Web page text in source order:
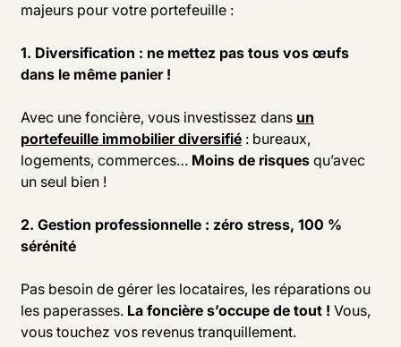
majeurs pour votre portefeuille :
1. Diversification : ne mettez pas tous vos œufs
dans le même panier !
Avec une foncière, vous investissez dans un
portefeuille immobilier diversifié : bureaux,
logements, commerces… Moins de risques qu’avec
un seul bien !
2. Gestion professionnelle : zéro stress, 100 %
sérénité
Pas besoin de gérer les locataires, les réparations ou
les paperasses. La foncière s’occupe de tout ! Vous,
vous touchez vos revenus tranquillement.